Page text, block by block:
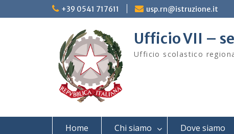
to
+39 0541 717611 usp.rn@istruzione.it
Ufficio VII –
Ufficio scolastico
Home Chi siamo Dove siamo